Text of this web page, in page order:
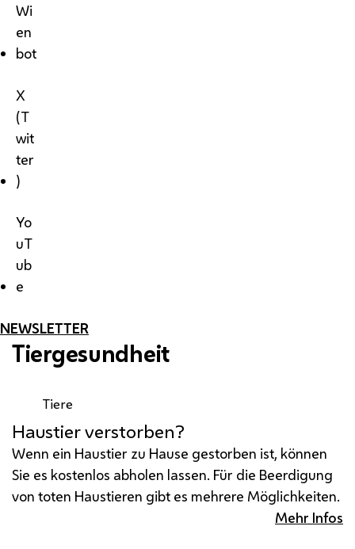
Wi
en
bot
X
(T
wit
ter
)
Yo
uT
ub
e
NEWSLETTER
Tiergesundheit
Tiere
Haustier verstorben?
Wenn ein Haustier zu Hause gestorben ist, können
Sie es kostenlos abholen lassen. Für die Beerdigung
von toten Haustieren gibt es mehrere Möglichkeiten.
Mehr Infos